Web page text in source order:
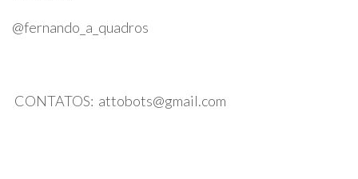
@fernando_a_quadros
CONTATOS: attobots@gmail.com